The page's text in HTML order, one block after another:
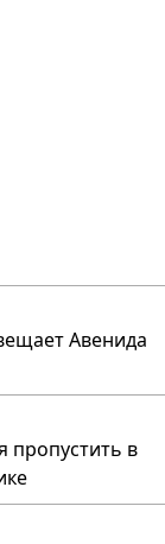
Авенида
пропустить в